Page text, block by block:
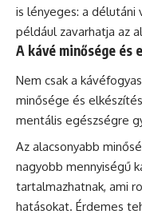
is lényeges: a
például zavarhatja az
A kávé minősége és
Nem csak a
minősége és
mentális egészségre
Az alacsonyabb
nagyobb mennyiségű
tartalmazhatnak, ami
hatásokat. Érdemes